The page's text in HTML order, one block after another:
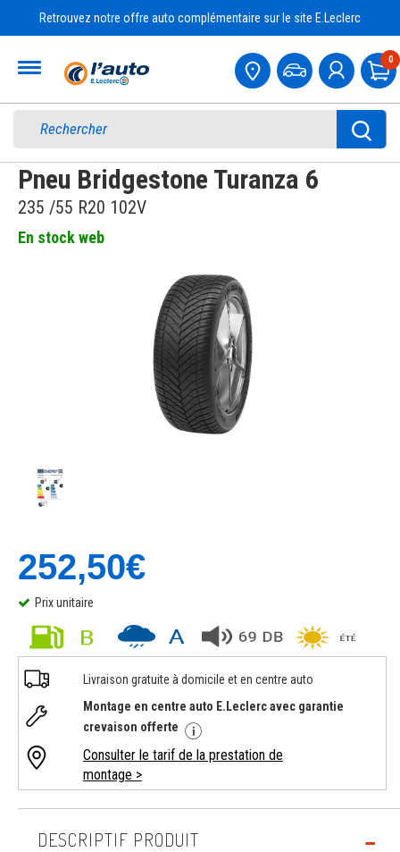
Retrouvez notre offre auto complémentaire sur le site E.Leclerc
0
Pneu Bridgestone Turanza 6
235 /55 R20 102V
En stock web
252,50€
Prix unitaire
Livraison gratuite à domicile et en centre auto
Montage en centre auto E.Leclerc avec garantie
crevaison offerte
Consulter le tarif de la prestation de
montage >
DESCRIPTIF PRODUIT